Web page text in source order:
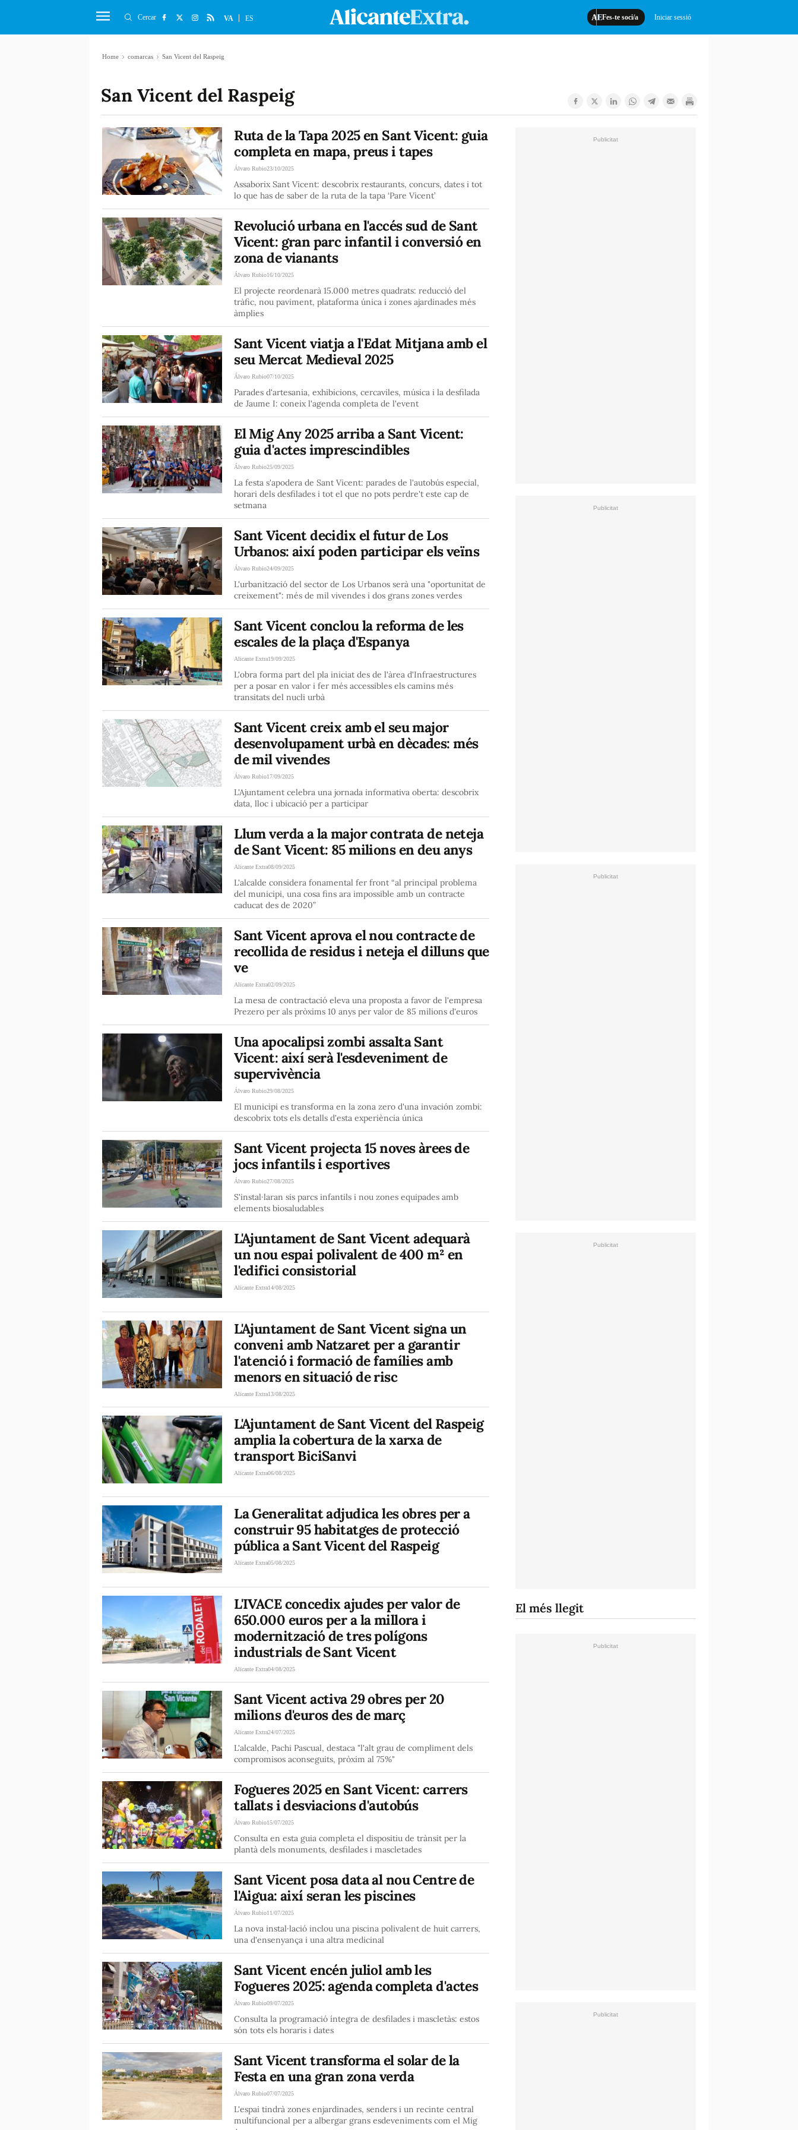
Fes-te soci/a Iniciar sessió
Cercar VA ES
Home comarcas San Vicent del Raspeig
San Vicent del Raspeig
Ruta de la Tapa 2025 en Sant Vicent: guia
completa en mapa, preus i tapes
Álvaro Rubio23/10/2025
Assaborix Sant Vicent: descobrix restaurants, concurs, dates i tot
lo que has de saber de la ruta de la tapa ‘Pare Vicent’
Revolució urbana en l'accés sud de Sant
Vicent: gran parc infantil i conversió en
zona de vianants
Álvaro Rubio16/10/2025
El projecte reordenarà 15.000 metres quadrats: reducció del
tràfic, nou paviment, plataforma única i zones ajardinades més
àmplies
Sant Vicent viatja a l'Edat Mitjana amb el
seu Mercat Medieval 2025
Álvaro Rubio07/10/2025
Parades d'artesania, exhibicions, cercaviles, música i la desfilada
de Jaume I: coneix l'agenda completa de l'event
El Mig Any 2025 arriba a Sant Vicent:
guia d'actes imprescindibles
Álvaro Rubio25/09/2025
La festa s'apodera de Sant Vicent: parades de l'autobús especial,
horari dels desfilades i tot el que no pots perdre't este cap de
setmana
Sant Vicent decidix el futur de Los
Urbanos: així poden participar els veïns
Álvaro Rubio24/09/2025
L'urbanització del sector de Los Urbanos serà una "oportunitat de
creixement": més de mil vivendes i dos grans zones verdes
Sant Vicent conclou la reforma de les
escales de la plaça d'Espanya
Alicante Extra19/09/2025
L'obra forma part del pla iniciat des de l'àrea d'Infraestructures
per a posar en valor i fer més accessibles els camins més
transitats del nucli urbà
Sant Vicent creix amb el seu major
desenvolupament urbà en dècades: més
de mil vivendes
Álvaro Rubio17/09/2025
L'Ajuntament celebra una jornada informativa oberta: descobrix
data, lloc i ubicació per a participar
Llum verda a la major contrata de neteja
de Sant Vicent: 85 milions en deu anys
Alicante Extra08/09/2025
L'alcalde considera fonamental fer front “al principal problema
del municipi, una cosa fins ara impossible amb un contracte
caducat des de 2020”
Sant Vicent aprova el nou contracte de
recollida de residus i neteja el dilluns que
ve
Alicante Extra02/09/2025
La mesa de contractació eleva una proposta a favor de l'empresa
Prezero per als pròxims 10 anys per valor de 85 milions d'euros
Una apocalipsi zombi assalta Sant
Vicent: així serà l'esdeveniment de
supervivència
Álvaro Rubio29/08/2025
El municipi es transforma en la zona zero d'una invación zombi:
descobrix tots els detalls d'esta experiència única
Sant Vicent projecta 15 noves àrees de
jocs infantils i esportives
Álvaro Rubio27/08/2025
S'instal·laran sis parcs infantils i nou zones equipades amb
elements biosaludables
L'Ajuntament de Sant Vicent adequarà
un nou espai polivalent de 400 m² en
l'edifici consistorial
Alicante Extra14/08/2025
L'Ajuntament de Sant Vicent signa un
conveni amb Natzaret per a garantir
l'atenció i formació de famílies amb
menors en situació de risc
Alicante Extra13/08/2025
L'Ajuntament de Sant Vicent del Raspeig
amplia la cobertura de la xarxa de
transport BiciSanvi
Alicante Extra06/08/2025
La Generalitat adjudica les obres per a
construir 95 habitatges de protecció
pública a Sant Vicent del Raspeig
Alicante Extra05/08/2025
L'IVACE concedix ajudes per valor de
650.000 euros per a la millora i
modernització de tres polígons
industrials de Sant Vicent
Alicante Extra04/08/2025
Sant Vicent activa 29 obres per 20
milions d'euros des de març
Alicante Extra24/07/2025
L'alcalde, Pachi Pascual, destaca "l'alt grau de compliment dels
compromisos aconseguits, pròxim al 75%"
Fogueres 2025 en Sant Vicent: carrers
tallats i desviacions d'autobús
Álvaro Rubio15/07/2025
Consulta en esta guia completa el dispositiu de trànsit per la
plantà dels monuments, desfilades i mascletades
Sant Vicent posa data al nou Centre de
l'Aigua: així seran les piscines
Álvaro Rubio11/07/2025
La nova instal·lació inclou una piscina polivalent de huit carrers,
una d'ensenyança i una altra medicinal
Sant Vicent encén juliol amb les
Fogueres 2025: agenda completa d'actes
Álvaro Rubio09/07/2025
Consulta la programació íntegra de desfilades i mascletàs: estos
són tots els horaris i dates
Sant Vicent transforma el solar de la
Festa en una gran zona verda
Álvaro Rubio07/07/2025
L'espai tindrà zones enjardinades, senders i un recinte central
multifuncional per a albergar grans esdeveniments com el Mig
El més llegit